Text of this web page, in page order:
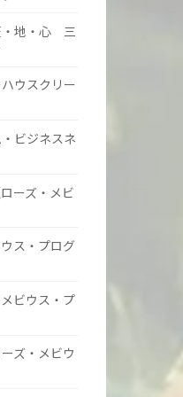
・地・心 三
ウスクリー
ビジネスネ
ーズ・メビ
ス・プログ
ビウス・プ
ズ・メビウ